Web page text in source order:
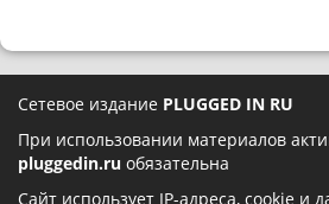
Сетевое издание PLUGGED IN RU
При использовании материалов
pluggedin.ru обязательна
Сайт использует IP-адреса, cookie и